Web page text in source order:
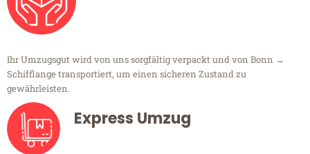
Ihr Umzugsgut wird von uns sorgfältig verpackt und von Bonn →
Schifflange transportiert, um einen sicheren Zustand zu
gewährleisten.
Express Umzug